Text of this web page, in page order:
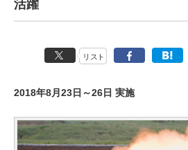
活躍
リスト
2018年8月23日～26日 実施